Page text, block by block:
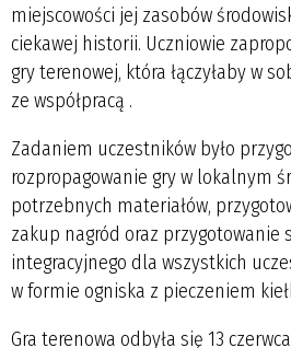
miejscowości jej zasobów
ciekawej historii. Uczniowie
gry terenowej, która łączyłaby w
ze współpracą .
Zadaniem uczestników było
rozpropagowanie gry w lokalnym
potrzebnych materiałów,
zakup nagród oraz przygotowanie
integracyjnego dla wszystkich
w formie ogniska z pieczeniem
Gra terenowa odbyła się 13